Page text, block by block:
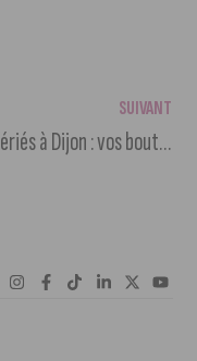
SUIVANT
Jours fériés à Dijon : vos boutiques du centre-ville resteront ouvertes